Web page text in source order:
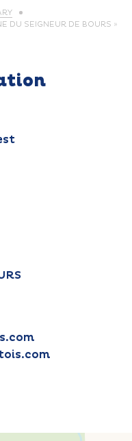
DU SEIGNEUR DE BOURS »